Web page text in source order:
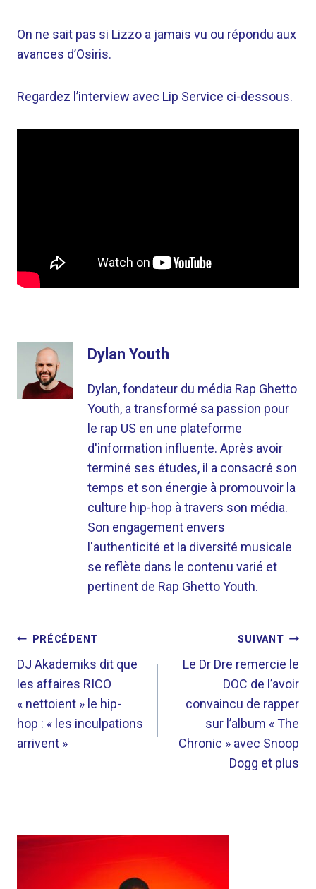
On ne sait pas si Lizzo a jamais vu ou répondu aux
avances d’Osiris.
Regardez l’interview avec Lip Service ci-dessous.
Dylan Youth
Dylan, fondateur du média Rap Ghetto
Youth, a transformé sa passion pour
le rap US en une plateforme
d'information influente. Après avoir
terminé ses études, il a consacré son
temps et son énergie à promouvoir la
culture hip-hop à travers son média.
Son engagement envers
l'authenticité et la diversité musicale
se reflète dans le contenu varié et
pertinent de Rap Ghetto Youth.
NAVIGATION
DE
L’ARTICLE
PRÉCÉDENT
DJ Akademiks dit que
les affaires RICO
« nettoient » le hip-
hop : « les inculpations
arrivent »
SUIVANT
Le Dr Dre remercie le
DOC de l’avoir
convaincu de rapper
sur l’album « The
Chronic » avec Snoop
Dogg et plus